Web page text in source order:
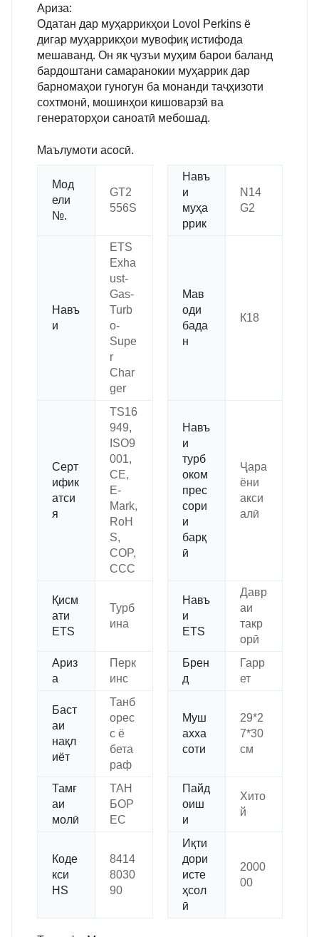
Ариза:
Одатан дар муҳаррикҳои Lovol Perkins ё
дигар муҳаррикҳои мувофиқ истифода
мешаванд. Он як ҷузъи муҳим барои баланд
бардоштани самаранокии муҳаррик дар
барномаҳои гуногун ба монанди таҷҳизоти
сохтмонӣ, мошинҳои кишоварзӣ ва
генераторҳои саноатӣ мебошад.
Маълумоти асосӣ.
Мод
ели
№.
GT2
556S
Навъ
и
муҳа
ррик
N14
G2
Навъ
и
ETS
Exha
ust-
Gas-
Turb
o-
Supe
r
Char
ger
Мав
оди
бада
н
К18
Серт
ифик
атси
я
TS16
949,
ISO9
001,
CE,
E-
Mark,
RoH
S,
COP,
CCC
Навъ
и
турб
оком
прес
сори
и
барқ
ӣ
Ҷара
ёни
акси
алӣ
Қисм
ати
ETS
Турб
ина
Навъ
и
ETS
Давр
аи
такр
орӣ
Ариз
а
Перк
инс
Брен
д
Гарр
ет
Баст
аи
нақл
иёт
Танб
орес
с ё
бета
раф
Муш
ахха
соти
29*2
7*30
см
Тамғ
аи
молӣ
ТАН
БОР
ЕС
Пайд
оиш
и
Хито
й
Коде
кси
HS
8414
8030
90
Иқти
дори
исте
ҳсол
ӣ
2000
00